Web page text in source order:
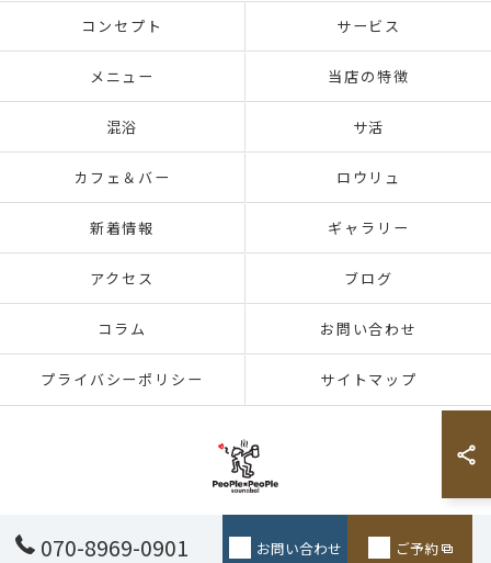
070-8969-0901 お問い合わせ ご予約
コンセプト サービス
メニュー 当店の特徴
混浴 サ活
カフェ＆バー ロウリュ
新着情報 ギャラリー
アクセス ブログ
コラム お問い合わせ
プライバシーポリシー サイトマップ
© 2026 神奈川県青葉区のサウナならSaunabal People×People ALL RIGHTS
RESERVED.